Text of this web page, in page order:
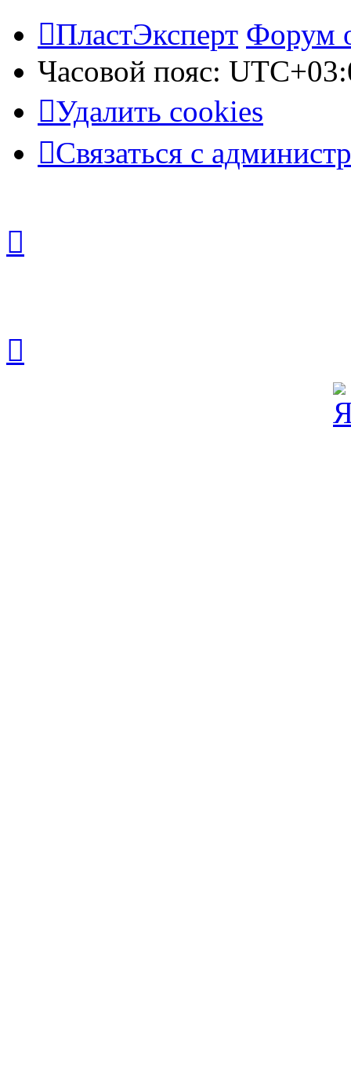
ПластЭксперт Форум
Часовой пояс:
Удалить cookies
Связаться с